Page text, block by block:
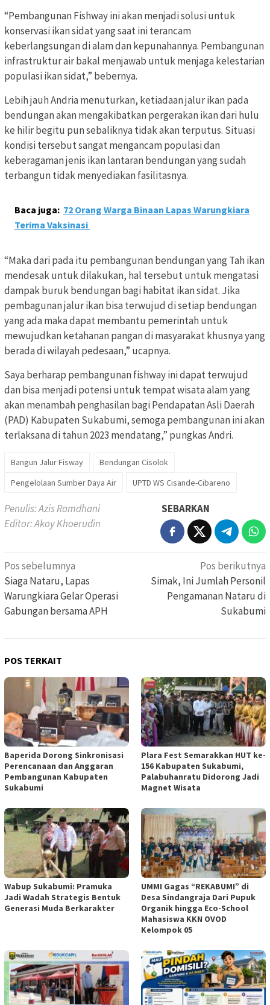
“Pembangunan Fishway ini akan menjadi solusi untuk
konservasi ikan sidat yang saat ini terancam
keberlangsungan di alam dan kepunahannya. Pembangunan
infrastruktur air bakal menjawab untuk menjaga kelestarian
populasi ikan sidat,” bebernya.
Lebih jauh Andria menuturkan, ketiadaan jalur ikan pada
bendungan akan mengakibatkan pergerakan ikan dari hulu
ke hilir begitu pun sebaliknya tidak akan terputus. Situasi
kondisi tersebut sangat mengancam populasi dan
keberagaman jenis ikan lantaran bendungan yang sudah
terbangun tidak menyediakan fasilitasnya.
Baca juga: 72 Orang Warga Binaan Lapas Warungkiara
Terima Vaksinasi
“Maka dari pada itu pembangunan bendungan yang Tah ikan
mendesak untuk dilakukan, hal tersebut untuk mengatasi
dampak buruk bendungan bagi habitat ikan sidat. Jika
pembagunan jalur ikan bisa terwujud di setiap bendungan
yang ada maka dapat membantu pemerintah untuk
mewujudkan ketahanan pangan di masyarakat khusnya yang
berada di wilayah pedesaan,” ucapnya.
Saya berharap pembangunan fishway ini dapat terwujud
dan bisa menjadi potensi untuk tempat wisata alam yang
akan menambah penghasilan bagi Pendapatan Asli Daerah
(PAD) Kabupaten Sukabumi, semoga pembangunan ini akan
terlaksana di tahun 2023 mendatang,” pungkas Andri.
Bangun Jalur Fisway
Bendungan Cisolok
Pengelolaan Sumber Daya Air
UPTD WS Cisande-Cibareno
Penulis: Azis Ramdhani
Editor: Akoy Khoerudin
SEBARKAN
Navigasi
pos
Pos sebelumnya
Siaga Nataru, Lapas
Warungkiara Gelar Operasi
Gabungan bersama APH
Pos berikutnya
Simak, Ini Jumlah Personil
Pengamanan Nataru di
Sukabumi
POS TERKAIT
Baperida Dorong Sinkronisasi
Perencanaan dan Anggaran
Pembangunan Kabupaten
Sukabumi
Plara Fest Semarakkan HUT ke-
156 Kabupaten Sukabumi,
Palabuhanratu Didorong Jadi
Magnet Wisata
Wabup Sukabumi: Pramuka
Jadi Wadah Strategis Bentuk
Generasi Muda Berkarakter
UMMI Gagas “REKABUMI” di
Desa Sindangraja Dari Pupuk
Organik hingga Eco-School
Mahasiswa KKN OVOD
Kelompok 05